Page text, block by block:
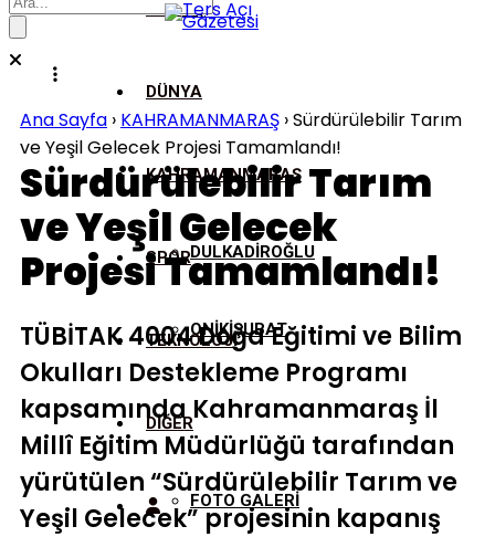
ASAYİŞ
DÜNYA
KAHRAMANMARAŞ
DULKADİROĞLU
ONİKİŞUBAT
SPOR
TEKNOLOJİ
DİĞER
FOTO GALERİ
Ana Sayfa › KAHRAMANMARAŞ ›Sürdürülebilir Tarım
ve Yeşil Gelecek Projesi Tamamlandı!
Sürdürülebilir Tarım
ve Yeşil Gelecek
Projesi Tamamlandı!
TÜBİTAK 4004 Doğa Eğitimi ve Bilim
Okulları Destekleme Programı
kapsamında Kahramanmaraş İl
Millî Eğitim Müdürlüğü tarafından
yürütülen “Sürdürülebilir Tarım ve
Yeşil Gelecek” projesinin kapanış